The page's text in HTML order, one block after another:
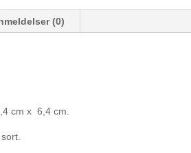
(0)
cm x 6,4 cm.